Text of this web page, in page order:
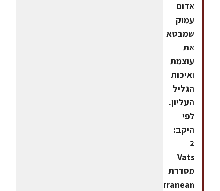
אדום
עמוק
שמבטא
את
עוצמת
ואיכות
הגליל
העליון.
לפי
היקב:
2
Vats
מסדרת
Mediterranean